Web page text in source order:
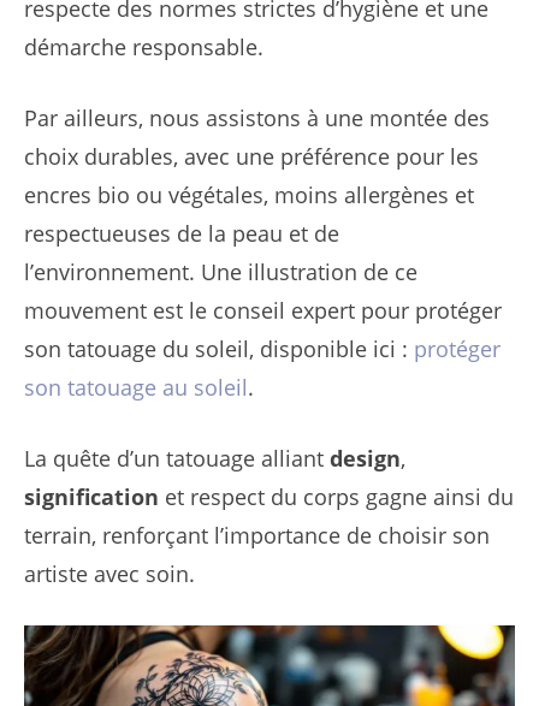
respecte des normes strictes d’hygiène et une
démarche responsable.
Par ailleurs, nous assistons à une montée des
choix durables, avec une préférence pour les
encres bio ou végétales, moins allergènes et
respectueuses de la peau et de
l’environnement. Une illustration de ce
mouvement est le conseil expert pour protéger
son tatouage du soleil, disponible ici : protéger
son tatouage au soleil.
La quête d’un tatouage alliant design,
signification et respect du corps gagne ainsi du
terrain, renforçant l’importance de choisir son
artiste avec soin.